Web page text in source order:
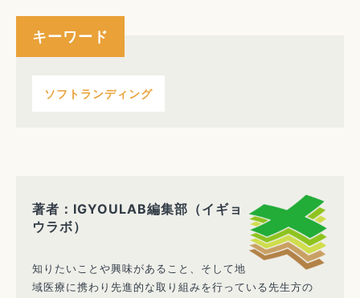
キーワード
ソフトランディング
著者：IGYOULAB編集部（イギョ
ウラボ）
知りたいことや興味があること、そして地
域医療に携わり先進的な取り組みを行っている先生方の